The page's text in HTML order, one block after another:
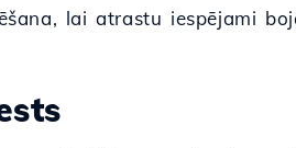
lai atrastu iespējami